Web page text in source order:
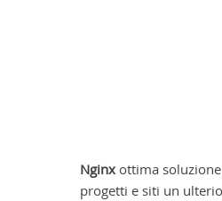
Nginxottima
progetti e siti un